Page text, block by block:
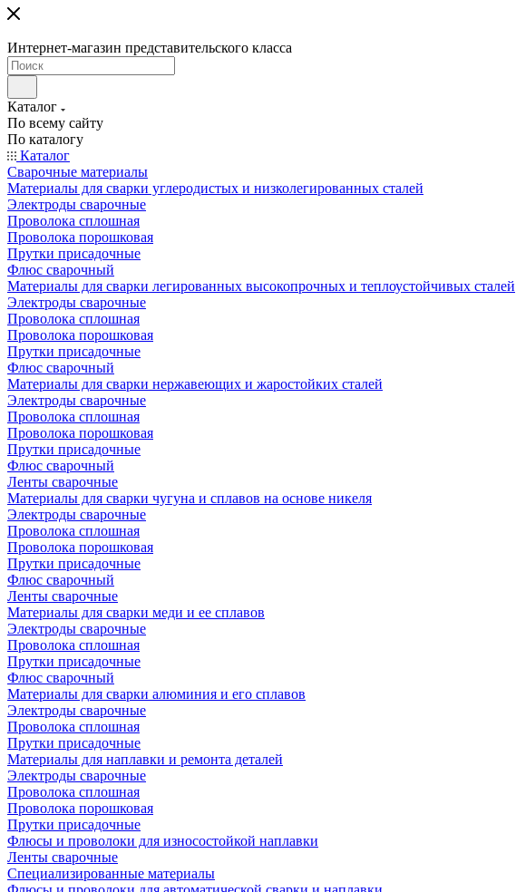
Интернет-магазин представительского класса
Каталог
По всему сайту
По каталогу
Каталог
Сварочные материалы
Материалы для сварки углеродистых и низколегированных сталей
Электроды сварочные
Проволока сплошная
Проволока порошковая
Прутки присадочные
Флюс сварочный
Материалы для сварки легированных высокопрочных и теплоустойчивых сталей
Электроды сварочные
Проволока сплошная
Проволока порошковая
Прутки присадочные
Флюс сварочный
Материалы для сварки нержавеющих и жаростойких сталей
Электроды сварочные
Проволока сплошная
Проволока порошковая
Прутки присадочные
Флюс сварочный
Ленты сварочные
Материалы для сварки чугуна и сплавов на основе никеля
Электроды сварочные
Проволока сплошная
Проволока порошковая
Прутки присадочные
Флюс сварочный
Ленты сварочные
Материалы для сварки меди и ее сплавов
Электроды сварочные
Проволока сплошная
Прутки присадочные
Флюс сварочный
Материалы для сварки алюминия и его сплавов
Электроды сварочные
Проволока сплошная
Прутки присадочные
Материалы для наплавки и ремонта деталей
Электроды сварочные
Проволока сплошная
Проволока порошковая
Прутки присадочные
Флюсы и проволоки для износостойкой наплавки
Ленты сварочные
Специализированные материалы